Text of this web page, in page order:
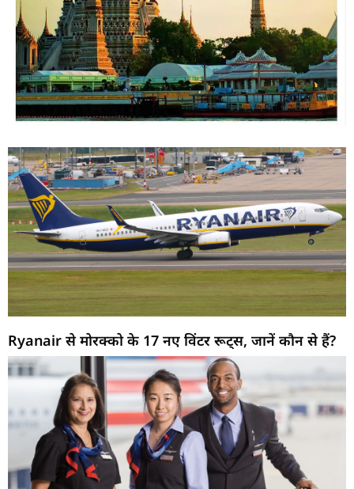
Ryanair से मोरक्को के 17 नए विंटर रूट्स, जानें कौन से हैं?